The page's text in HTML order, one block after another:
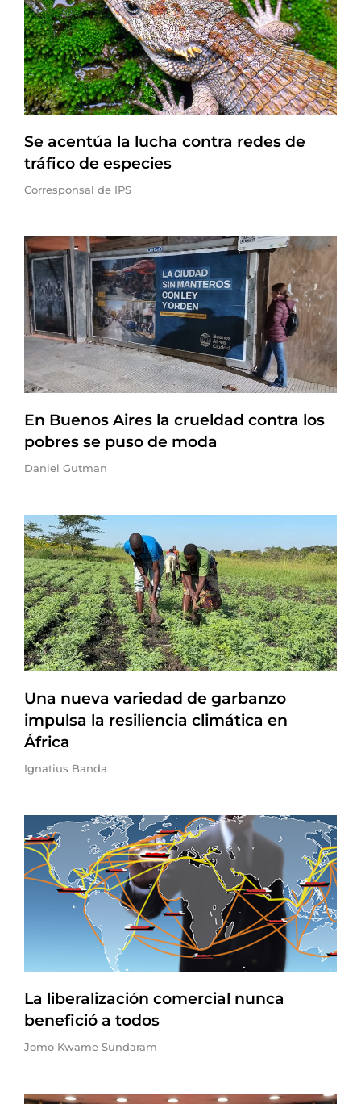
Se acentúa la lucha contra redes de
tráfico de especies
Corresponsal de IPS
En Buenos Aires la crueldad contra los
pobres se puso de moda
Daniel Gutman
Una nueva variedad de garbanzo
impulsa la resiliencia climática en
África
Ignatius Banda
La liberalización comercial nunca
benefició a todos
Jomo Kwame Sundaram